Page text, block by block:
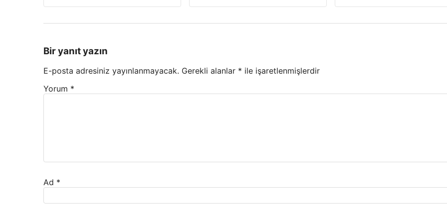
Bir yanıt yazın
E-posta adresiniz yayınlanmayacak. Gerekli alanlar * ile işaretlenmişlerdir
Yorum *
Ad *